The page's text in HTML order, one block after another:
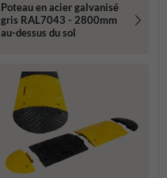
Poteau en acier galvanisé
gris RAL7043 - 2800mm
au-dessus du sol